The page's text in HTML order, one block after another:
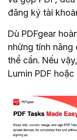
đăng ký tài
Dù PDFgear
những tính năng
thể cần. Nếu
Lumin PDF hoặc